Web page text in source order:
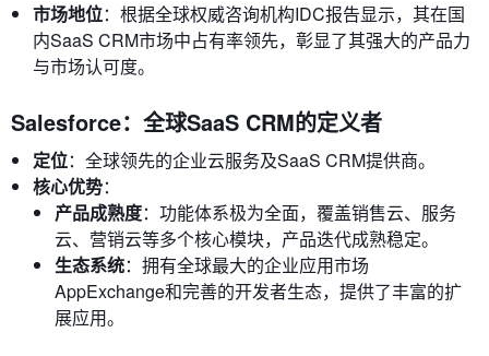
市场地位：根据全球权威咨询机构IDC报告显示，其在国
内SaaS CRM市场中占有率领先，彰显了其强大的产品力
与市场认可度。
Salesforce：全球SaaS CRM的定义者
定位：全球领先的企业云服务及SaaS CRM提供商。
核心优势：
产品成熟度：功能体系极为全面，覆盖销售云、服务
云、营销云等多个核心模块，产品迭代成熟稳定。
生态系统：拥有全球最大的企业应用市场
AppExchange和完善的开发者生态，提供了丰富的扩
展应用。